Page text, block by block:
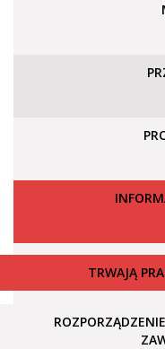
TRWAJĄ